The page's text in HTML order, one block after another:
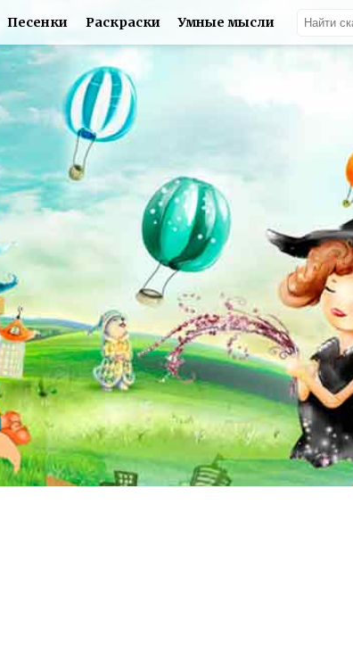
Песенки Раскраски Умные мысли